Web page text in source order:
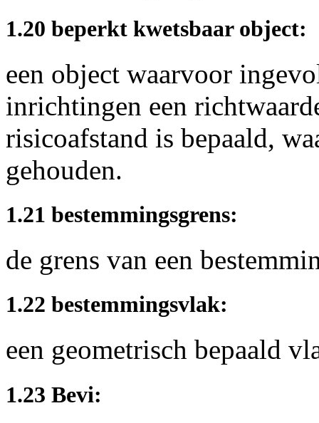
1.20 beperkt kwetsbaar object:
een object waarvoor
inrichtingen een
risicoafstand is bepaald,
gehouden.
1.21 bestemmingsgrens:
de grens van een
1.22 bestemmingsvlak:
een geometrisch bepaald
1.23 Bevi: